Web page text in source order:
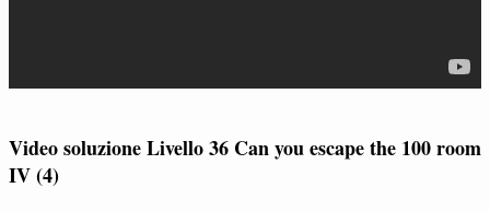
Video soluzione Livello 36 Can you escape the 100 room
IV (4)